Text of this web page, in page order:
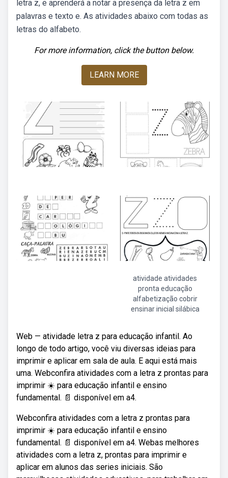
letra z, e aprenderá a notar a presença da letra z em
palavras e texto e. As atividades abaixo com todas as
letras do alfabeto.
For more information, click the button below.
LEARN MORE
atividade atividades
pronta educação
alfabetização cobrir
ensinar inicial silábica
Web — atividade letra z para educação infantil. Ao
longo de todo artigo, você viu diversas ideias para
imprimir e aplicar em sala de aula. E aqui está mais
uma. Webconfira atividades com a letra z prontas para
imprimir ☀️ para educação infantil e ensino
fundamental. 📄 disponível em a4.
Webconfira atividades com a letra z prontas para
imprimir ☀️ para educação infantil e ensino
fundamental. 📄 disponível em a4. Webas melhores
atividades com a letra z, prontas para imprimir e
aplicar em alunos das series iniciais. São